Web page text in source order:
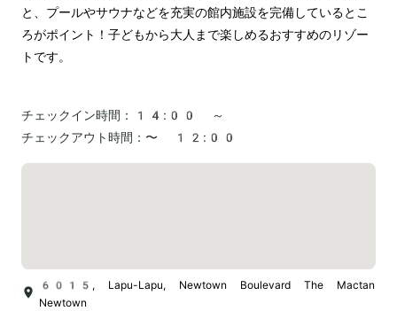
と、プールやサウナなどを充実の館内施設を完備しているとこ
ろがポイント！子どもから大人まで楽しめるおすすめのリゾー
トです。
チェックイン時間：
14:00 ～
チェックアウト時間： 〜 12:00
6015, Lapu-Lapu, Newtown Boulevard The Mactan
Newtown